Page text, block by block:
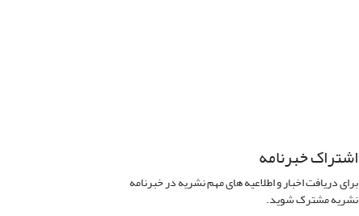
اشتراک خبرنامه
برای دریافت اخبار و اطلاعیه های مهم نشریه در خبرنامه
نشریه مشترک شوید.